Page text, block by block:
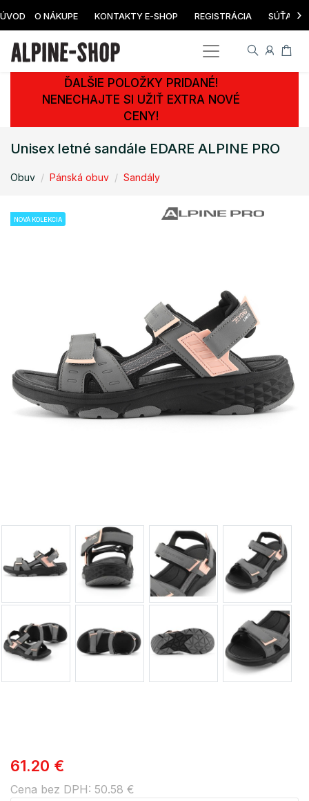
ÚVOD O NÁKUPE KONTAKTY E-SHOP REGISTRÁCIA SÚŤAŽ ›
ĎALŠIE POLOŽKY PRIDANÉ!
NENECHAJTE SI UŽIŤ EXTRA NOVÉ
CENY!
Unisex letné sandále EDARE ALPINE PRO
Obuv Pánská obuv Sandály
NOVÁ KOLEKCIA
61.20 €
Cena bez DPH: 50.58 €